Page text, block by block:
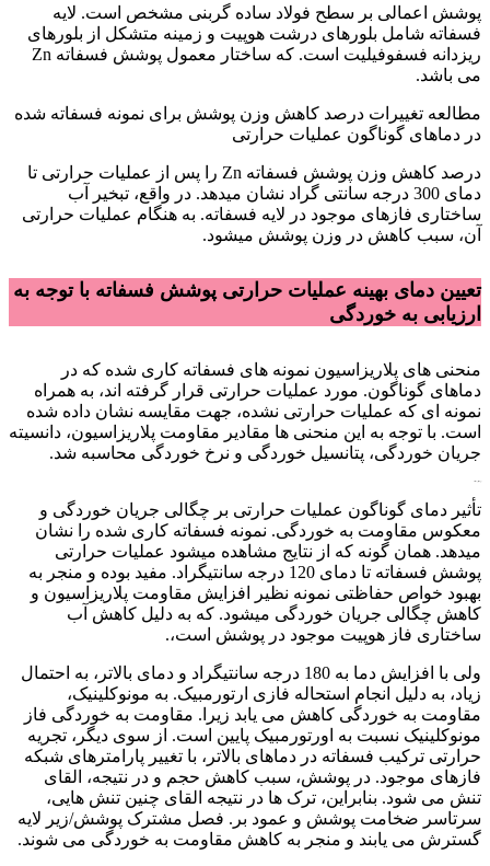
پوشش اعمالی بر سطح فولاد ساده گربنی مشخص است. لایه
فسفاته شامل بلورهای درشت هوپیت و زمینه متشکل از بلورهای
ریزدانه فسفوفیلیت است. که ساختار معمول پوشش فسفاته Zn
می باشد.
مطالعه تغییرات درصد کاهش وزن پوشش برای نمونه فسفاته شده
در دماهای گوناگون عملیات حرارتی
درصد کاهش وزن پوشش فسفاته Zn را پس از عملیات حرارتی تا
دمای 300 درجه سانتی گراد نشان میدهد. در واقع، تبخیر آب
ساختاری فازهای موجود در لایه فسفاته. به هنگام عملیات حرارتی
آن، سبب کاهش در وزن پوشش میشود.
تعیین دمای بهینه عملیات حرارتی پوشش فسفاته با توجه به
ارزیابی به خوردگی
منحنی های پلاریزاسیون نمونه های فسفاته کاری شده که در
دماهای گوناگون. مورد عملیات حرارتی قرار گرفته اند، به همراه
نمونه ای که عملیات حرارتی نشده، جهت مقایسه نشان داده شده
است. با توجه به این منحنی ها مقادیر مقاومت پلاریزاسیون، دانسیته
جریان خوردگی، پتانسیل خوردگی و نرخ خوردگی محاسبه شد.
تأثیر دمای گوناگون عملیات حرارتی بر چگالی جریان خوردگی و
معکوس مقاومت به خوردگی. نمونه فسفاته کاری شده را نشان
میدهد. همان گونه که از نتایج مشاهده میشود عملیات حرارتی
پوشش فسفاته تا دمای 120 درجه سانتیگراد. مفید بوده و منجر به
بهبود خواص حفاظتی نمونه نظیر افزایش مقاومت پلاریزاسیون و
کاهش چگالی جریان خوردگی میشود. که به دلیل کاهش آب
ساختاری فاز هوپیت موجود در پوشش است،.
ولی با افزایش دما به 180 درجه سانتیگراد و دمای بالاتر، به احتمال
زیاد، به دلیل انجام استحاله فازی ارتورمبیک. به مونوکلینیک،
مقاومت به خوردگی کاهش می یابد زیرا. مقاومت به خوردگی فاز
مونوکلینیک نسبت به اورتورمبیک پایین است. از سوی دیگر، تجریه
حرارتی ترکیب فسفاته در دماهای بالاتر، با تغییر پارامترهای شبکه
فازهای موجود. در پوشش، سبب کاهش حجم و در نتیجه، القای
تنش می شود. بنابراین، ترک ها در نتیجه القای چنین تنش هایی،
سرتاسر ضخامت پوشش و عمود بر. فصل مشترک پوشش/زیر لایه
گسترش می یابند و منجر به کاهش مقاومت به خوردگی می شوند.